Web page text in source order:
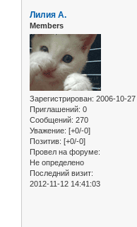
Лилия А.
Members
Зарегистрирован: 2006-10-27
Приглашений: 0
Сообщений: 270
Уважение: [+0/-0]
Позитив: [+0/-0]
Провел на форуме:
Не определено
Последний визит:
2012-11-12 14:41:03